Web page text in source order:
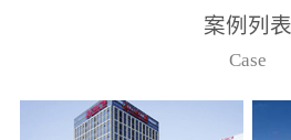
从监控主机上获取，最多
只能接6台，超过的需从现
案例列表
Case